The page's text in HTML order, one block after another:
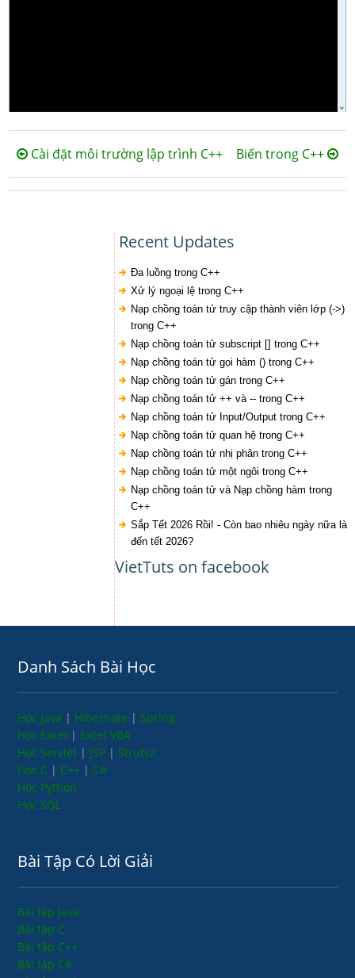
Cài đặt môi trường lập trình C++ Biến trong C++
Recent Updates
Đa luồng trong C++
Xử lý ngoại lệ trong C++
Nạp chồng toán tử truy cập thành viên lớp (->)
trong C++
Nạp chồng toán tử subscript [] trong C++
Nạp chồng toán tử gọi hàm () trong C++
Nạp chồng toán tử gán trong C++
Nạp chồng toán tử ++ và -- trong C++
Nạp chồng toán tử Input/Output trong C++
Nạp chồng toán tử quan hệ trong C++
Nạp chồng toán tử nhị phân trong C++
Nạp chồng toán tử một ngôi trong C++
Nạp chồng toán tử và Nạp chồng hàm trong
C++
Sắp Tết 2026 Rồi! - Còn bao nhiêu ngày nữa là
đến tết 2026?
VietTuts on facebook
Danh Sách Bài Học
Học Java | Hibernate | Spring
Học Excel | Excel VBA
Học Servlet | JSP | Struts2
Học C | C++ | C#
Học Python
Học SQL
Bài Tập Có Lời Giải
Bài tập Java
Bài tập C
Bài tập C++
Bài tập C#